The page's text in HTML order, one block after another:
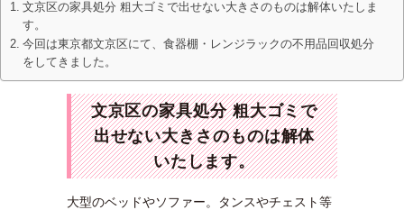
文京区の家具処分 粗大ゴミで出せない大きさのものは解体いたしま
す。
今回は東京都文京区にて、食器棚・レンジラックの不用品回収処分
をしてきました。
文京区の家具処分 粗大ゴミで
出せない大きさのものは解体
いたします。
大型のベッドやソファー。タンスやチェスト等